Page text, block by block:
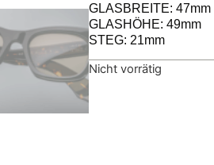
GLASBREITE: 47mm
GLASHÖHE: 49mm
STEG: 21mm
Nicht vorrätig